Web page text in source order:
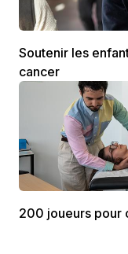
Soutenir les
cancer
200 joueurs pour